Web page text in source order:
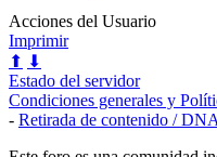
Acciones del Usuario
Imprimir
⬆ ⬇
Estado del servidor
Condiciones generales y
- Retirada de contenido / DNA